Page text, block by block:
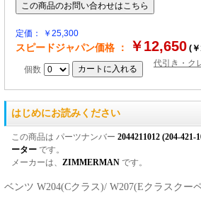
定価： ￥25,300
スピードジャパン価格 ： ￥12,650 (
個数
代引き・ク
はじめにお読みください
この商品は パーツナンバー 2044211012 (204-421-
ーター です。
メーカーは、 ZIMMERMAN です。
ベンツ W204(Cクラス)/ W207(Eクラスクー